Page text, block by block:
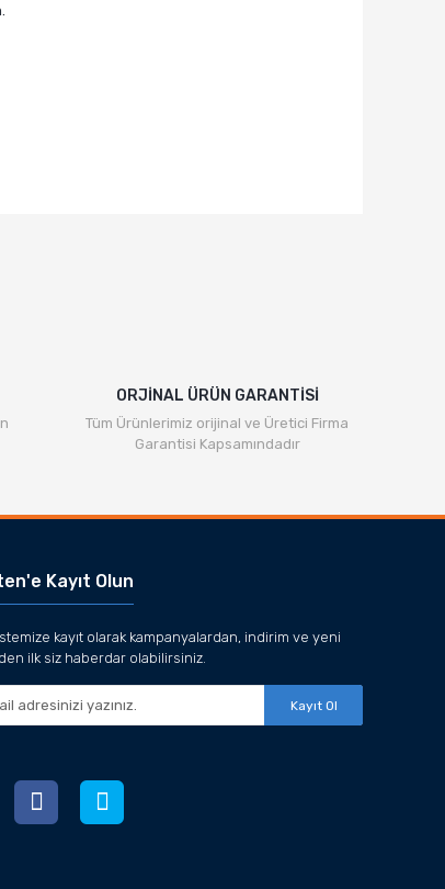
ORJİNAL ÜRÜN GARANTİSİ
Tüm Ürünlerimiz orijinal ve Üretici Firma
Garantisi Kapsamındadır
Kayıt Olun
kayıt olarak kampanyalardan, indirim ve yeni
ilk siz haberdar olabilirsiniz.
Kayıt Ol